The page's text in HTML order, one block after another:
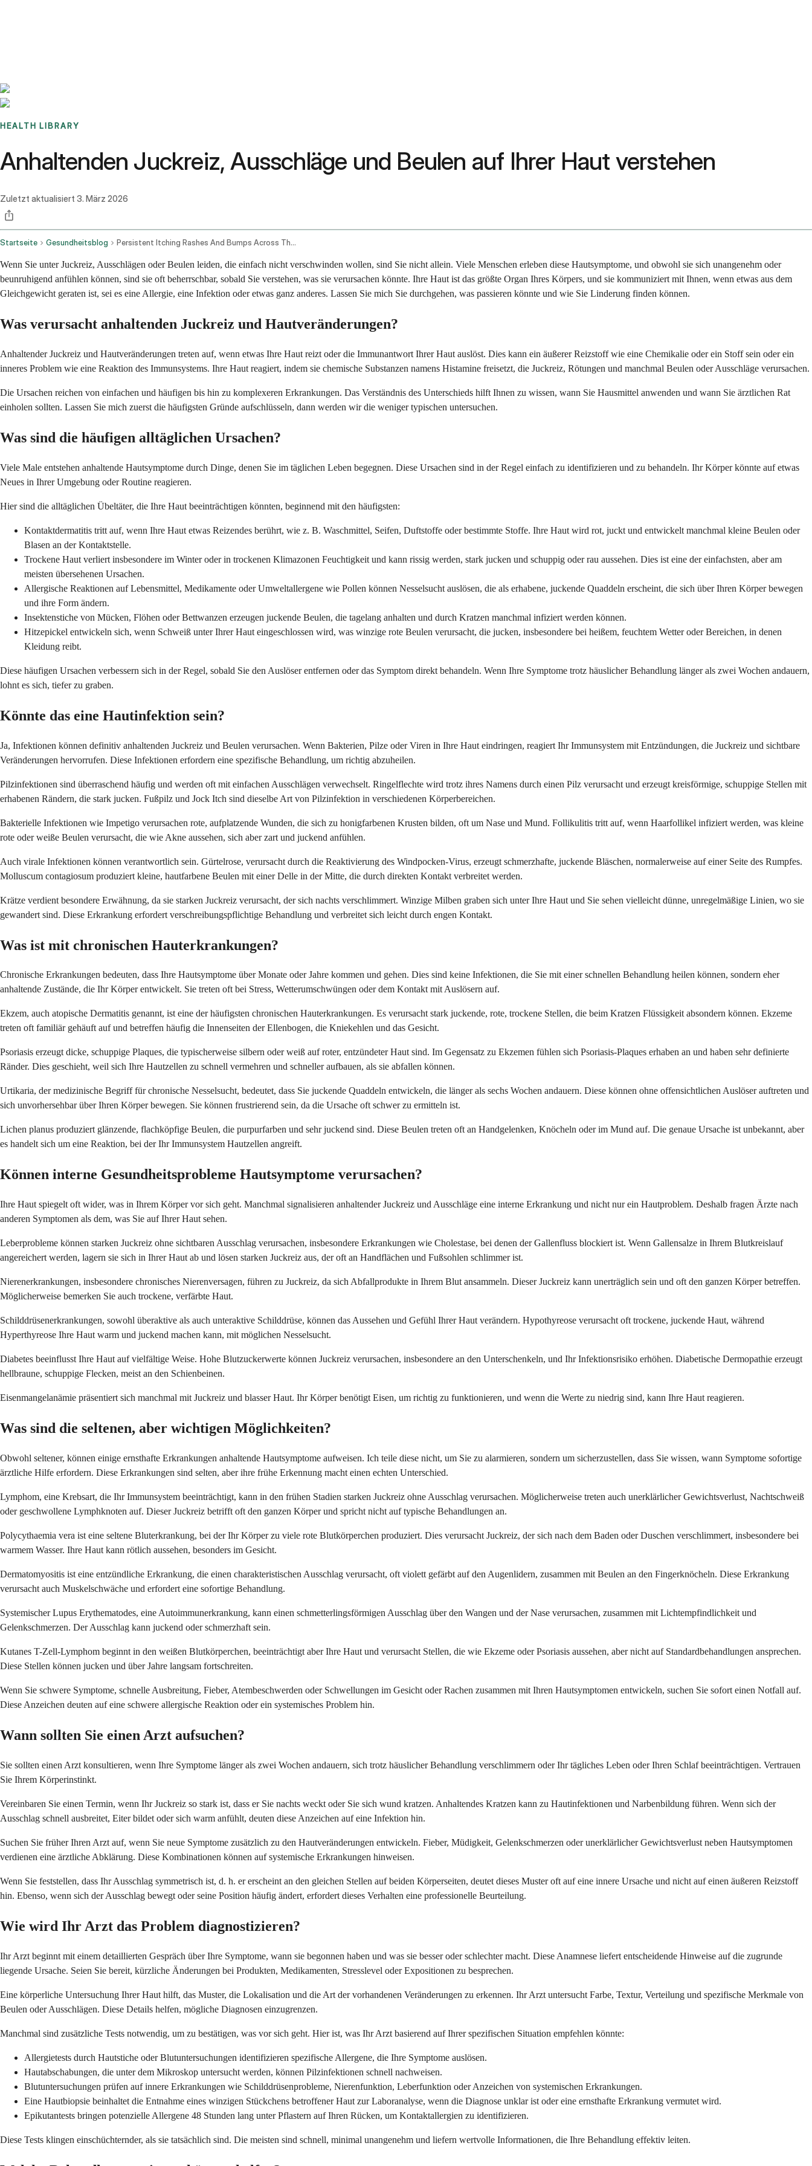
HEALTH LIBRARY
Anhaltenden Juckreiz, Ausschläge und Beulen auf Ihrer Haut verstehen
Zuletzt aktualisiert 3. März 2026
Startseite Gesundheitsblog Persistent Itching Rashes And Bumps Across The Body
Wenn Sie unter Juckreiz, Ausschlägen oder Beulen leiden, die einfach nicht verschwinden wollen, sind Sie nicht allein. Viele Menschen erleben diese Hautsymptome, und obwohl sie sich unangenehm oder
beunruhigend anfühlen können, sind sie oft beherrschbar, sobald Sie verstehen, was sie verursachen könnte. Ihre Haut ist das größte Organ Ihres Körpers, und sie kommuniziert mit Ihnen, wenn etwas aus dem
Gleichgewicht geraten ist, sei es eine Allergie, eine Infektion oder etwas ganz anderes. Lassen Sie mich Sie durchgehen, was passieren könnte und wie Sie Linderung finden können.
Was verursacht anhaltenden Juckreiz und Hautveränderungen?
Anhaltender Juckreiz und Hautveränderungen treten auf, wenn etwas Ihre Haut reizt oder die Immunantwort Ihrer Haut auslöst. Dies kann ein äußerer Reizstoff wie eine Chemikalie oder ein Stoff sein oder ein
inneres Problem wie eine Reaktion des Immunsystems. Ihre Haut reagiert, indem sie chemische Substanzen namens Histamine freisetzt, die Juckreiz, Rötungen und manchmal Beulen oder Ausschläge verursachen.
Die Ursachen reichen von einfachen und häufigen bis hin zu komplexeren Erkrankungen. Das Verständnis des Unterschieds hilft Ihnen zu wissen, wann Sie Hausmittel anwenden und wann Sie ärztlichen Rat
einholen sollten. Lassen Sie mich zuerst die häufigsten Gründe aufschlüsseln, dann werden wir die weniger typischen untersuchen.
Was sind die häufigen alltäglichen Ursachen?
Viele Male entstehen anhaltende Hautsymptome durch Dinge, denen Sie im täglichen Leben begegnen. Diese Ursachen sind in der Regel einfach zu identifizieren und zu behandeln. Ihr Körper könnte auf etwas
Neues in Ihrer Umgebung oder Routine reagieren.
Hier sind die alltäglichen Übeltäter, die Ihre Haut beeinträchtigen könnten, beginnend mit den häufigsten:
Kontaktdermatitis tritt auf, wenn Ihre Haut etwas Reizendes berührt, wie z. B. Waschmittel, Seifen, Duftstoffe oder bestimmte Stoffe. Ihre Haut wird rot, juckt und entwickelt manchmal kleine Beulen oder
Blasen an der Kontaktstelle.
Trockene Haut verliert insbesondere im Winter oder in trockenen Klimazonen Feuchtigkeit und kann rissig werden, stark jucken und schuppig oder rau aussehen. Dies ist eine der einfachsten, aber am
meisten übersehenen Ursachen.
Allergische Reaktionen auf Lebensmittel, Medikamente oder Umweltallergene wie Pollen können Nesselsucht auslösen, die als erhabene, juckende Quaddeln erscheint, die sich über Ihren Körper bewegen
und ihre Form ändern.
Insektenstiche von Mücken, Flöhen oder Bettwanzen erzeugen juckende Beulen, die tagelang anhalten und durch Kratzen manchmal infiziert werden können.
Hitzepickel entwickeln sich, wenn Schweiß unter Ihrer Haut eingeschlossen wird, was winzige rote Beulen verursacht, die jucken, insbesondere bei heißem, feuchtem Wetter oder Bereichen, in denen
Kleidung reibt.
Diese häufigen Ursachen verbessern sich in der Regel, sobald Sie den Auslöser entfernen oder das Symptom direkt behandeln. Wenn Ihre Symptome trotz häuslicher Behandlung länger als zwei Wochen andauern,
lohnt es sich, tiefer zu graben.
Könnte das eine Hautinfektion sein?
Ja, Infektionen können definitiv anhaltenden Juckreiz und Beulen verursachen. Wenn Bakterien, Pilze oder Viren in Ihre Haut eindringen, reagiert Ihr Immunsystem mit Entzündungen, die Juckreiz und sichtbare
Veränderungen hervorrufen. Diese Infektionen erfordern eine spezifische Behandlung, um richtig abzuheilen.
Pilzinfektionen sind überraschend häufig und werden oft mit einfachen Ausschlägen verwechselt. Ringelflechte wird trotz ihres Namens durch einen Pilz verursacht und erzeugt kreisförmige, schuppige Stellen mit
erhabenen Rändern, die stark jucken. Fußpilz und Jock Itch sind dieselbe Art von Pilzinfektion in verschiedenen Körperbereichen.
Bakterielle Infektionen wie Impetigo verursachen rote, aufplatzende Wunden, die sich zu honigfarbenen Krusten bilden, oft um Nase und Mund. Follikulitis tritt auf, wenn Haarfollikel infiziert werden, was kleine
rote oder weiße Beulen verursacht, die wie Akne aussehen, sich aber zart und juckend anfühlen.
Auch virale Infektionen können verantwortlich sein. Gürtelrose, verursacht durch die Reaktivierung des Windpocken-Virus, erzeugt schmerzhafte, juckende Bläschen, normalerweise auf einer Seite des Rumpfes.
Molluscum contagiosum produziert kleine, hautfarbene Beulen mit einer Delle in der Mitte, die durch direkten Kontakt verbreitet werden.
Krätze verdient besondere Erwähnung, da sie starken Juckreiz verursacht, der sich nachts verschlimmert. Winzige Milben graben sich unter Ihre Haut und Sie sehen vielleicht dünne, unregelmäßige Linien, wo sie
gewandert sind. Diese Erkrankung erfordert verschreibungspflichtige Behandlung und verbreitet sich leicht durch engen Kontakt.
Was ist mit chronischen Hauterkrankungen?
Chronische Erkrankungen bedeuten, dass Ihre Hautsymptome über Monate oder Jahre kommen und gehen. Dies sind keine Infektionen, die Sie mit einer schnellen Behandlung heilen können, sondern eher
anhaltende Zustände, die Ihr Körper entwickelt. Sie treten oft bei Stress, Wetterumschwüngen oder dem Kontakt mit Auslösern auf.
Ekzem, auch atopische Dermatitis genannt, ist eine der häufigsten chronischen Hauterkrankungen. Es verursacht stark juckende, rote, trockene Stellen, die beim Kratzen Flüssigkeit absondern können. Ekzeme
treten oft familiär gehäuft auf und betreffen häufig die Innenseiten der Ellenbogen, die Kniekehlen und das Gesicht.
Psoriasis erzeugt dicke, schuppige Plaques, die typischerweise silbern oder weiß auf roter, entzündeter Haut sind. Im Gegensatz zu Ekzemen fühlen sich Psoriasis-Plaques erhaben an und haben sehr definierte
Ränder. Dies geschieht, weil sich Ihre Hautzellen zu schnell vermehren und schneller aufbauen, als sie abfallen können.
Urtikaria, der medizinische Begriff für chronische Nesselsucht, bedeutet, dass Sie juckende Quaddeln entwickeln, die länger als sechs Wochen andauern. Diese können ohne offensichtlichen Auslöser auftreten und
sich unvorhersehbar über Ihren Körper bewegen. Sie können frustrierend sein, da die Ursache oft schwer zu ermitteln ist.
Lichen planus produziert glänzende, flachköpfige Beulen, die purpurfarben und sehr juckend sind. Diese Beulen treten oft an Handgelenken, Knöcheln oder im Mund auf. Die genaue Ursache ist unbekannt, aber
es handelt sich um eine Reaktion, bei der Ihr Immunsystem Hautzellen angreift.
Können interne Gesundheitsprobleme Hautsymptome verursachen?
Ihre Haut spiegelt oft wider, was in Ihrem Körper vor sich geht. Manchmal signalisieren anhaltender Juckreiz und Ausschläge eine interne Erkrankung und nicht nur ein Hautproblem. Deshalb fragen Ärzte nach
anderen Symptomen als dem, was Sie auf Ihrer Haut sehen.
Leberprobleme können starken Juckreiz ohne sichtbaren Ausschlag verursachen, insbesondere Erkrankungen wie Cholestase, bei denen der Gallenfluss blockiert ist. Wenn Gallensalze in Ihrem Blutkreislauf
angereichert werden, lagern sie sich in Ihrer Haut ab und lösen starken Juckreiz aus, der oft an Handflächen und Fußsohlen schlimmer ist.
Nierenerkrankungen, insbesondere chronisches Nierenversagen, führen zu Juckreiz, da sich Abfallprodukte in Ihrem Blut ansammeln. Dieser Juckreiz kann unerträglich sein und oft den ganzen Körper betreffen.
Möglicherweise bemerken Sie auch trockene, verfärbte Haut.
Schilddrüsenerkrankungen, sowohl überaktive als auch unteraktive Schilddrüse, können das Aussehen und Gefühl Ihrer Haut verändern. Hypothyreose verursacht oft trockene, juckende Haut, während
Hyperthyreose Ihre Haut warm und juckend machen kann, mit möglichen Nesselsucht.
Diabetes beeinflusst Ihre Haut auf vielfältige Weise. Hohe Blutzuckerwerte können Juckreiz verursachen, insbesondere an den Unterschenkeln, und Ihr Infektionsrisiko erhöhen. Diabetische Dermopathie erzeugt
hellbraune, schuppige Flecken, meist an den Schienbeinen.
Eisenmangelanämie präsentiert sich manchmal mit Juckreiz und blasser Haut. Ihr Körper benötigt Eisen, um richtig zu funktionieren, und wenn die Werte zu niedrig sind, kann Ihre Haut reagieren.
Was sind die seltenen, aber wichtigen Möglichkeiten?
Obwohl seltener, können einige ernsthafte Erkrankungen anhaltende Hautsymptome aufweisen. Ich teile diese nicht, um Sie zu alarmieren, sondern um sicherzustellen, dass Sie wissen, wann Symptome sofortige
ärztliche Hilfe erfordern. Diese Erkrankungen sind selten, aber ihre frühe Erkennung macht einen echten Unterschied.
Lymphom, eine Krebsart, die Ihr Immunsystem beeinträchtigt, kann in den frühen Stadien starken Juckreiz ohne Ausschlag verursachen. Möglicherweise treten auch unerklärlicher Gewichtsverlust, Nachtschweiß
oder geschwollene Lymphknoten auf. Dieser Juckreiz betrifft oft den ganzen Körper und spricht nicht auf typische Behandlungen an.
Polycythaemia vera ist eine seltene Bluterkrankung, bei der Ihr Körper zu viele rote Blutkörperchen produziert. Dies verursacht Juckreiz, der sich nach dem Baden oder Duschen verschlimmert, insbesondere bei
warmem Wasser. Ihre Haut kann rötlich aussehen, besonders im Gesicht.
Dermatomyositis ist eine entzündliche Erkrankung, die einen charakteristischen Ausschlag verursacht, oft violett gefärbt auf den Augenlidern, zusammen mit Beulen an den Fingerknöcheln. Diese Erkrankung
verursacht auch Muskelschwäche und erfordert eine sofortige Behandlung.
Systemischer Lupus Erythematodes, eine Autoimmunerkrankung, kann einen schmetterlingsförmigen Ausschlag über den Wangen und der Nase verursachen, zusammen mit Lichtempfindlichkeit und
Gelenkschmerzen. Der Ausschlag kann juckend oder schmerzhaft sein.
Kutanes T-Zell-Lymphom beginnt in den weißen Blutkörperchen, beeinträchtigt aber Ihre Haut und verursacht Stellen, die wie Ekzeme oder Psoriasis aussehen, aber nicht auf Standardbehandlungen ansprechen.
Diese Stellen können jucken und über Jahre langsam fortschreiten.
Wenn Sie schwere Symptome, schnelle Ausbreitung, Fieber, Atembeschwerden oder Schwellungen im Gesicht oder Rachen zusammen mit Ihren Hautsymptomen entwickeln, suchen Sie sofort einen Notfall auf.
Diese Anzeichen deuten auf eine schwere allergische Reaktion oder ein systemisches Problem hin.
Wann sollten Sie einen Arzt aufsuchen?
Sie sollten einen Arzt konsultieren, wenn Ihre Symptome länger als zwei Wochen andauern, sich trotz häuslicher Behandlung verschlimmern oder Ihr tägliches Leben oder Ihren Schlaf beeinträchtigen. Vertrauen
Sie Ihrem Körperinstinkt.
Vereinbaren Sie einen Termin, wenn Ihr Juckreiz so stark ist, dass er Sie nachts weckt oder Sie sich wund kratzen. Anhaltendes Kratzen kann zu Hautinfektionen und Narbenbildung führen. Wenn sich der
Ausschlag schnell ausbreitet, Eiter bildet oder sich warm anfühlt, deuten diese Anzeichen auf eine Infektion hin.
Suchen Sie früher Ihren Arzt auf, wenn Sie neue Symptome zusätzlich zu den Hautveränderungen entwickeln. Fieber, Müdigkeit, Gelenkschmerzen oder unerklärlicher Gewichtsverlust neben Hautsymptomen
verdienen eine ärztliche Abklärung. Diese Kombinationen können auf systemische Erkrankungen hinweisen.
Wenn Sie feststellen, dass Ihr Ausschlag symmetrisch ist, d. h. er erscheint an den gleichen Stellen auf beiden Körperseiten, deutet dieses Muster oft auf eine innere Ursache und nicht auf einen äußeren Reizstoff
hin. Ebenso, wenn sich der Ausschlag bewegt oder seine Position häufig ändert, erfordert dieses Verhalten eine professionelle Beurteilung.
Wie wird Ihr Arzt das Problem diagnostizieren?
Ihr Arzt beginnt mit einem detaillierten Gespräch über Ihre Symptome, wann sie begonnen haben und was sie besser oder schlechter macht. Diese Anamnese liefert entscheidende Hinweise auf die zugrunde
liegende Ursache. Seien Sie bereit, kürzliche Änderungen bei Produkten, Medikamenten, Stresslevel oder Expositionen zu besprechen.
Eine körperliche Untersuchung Ihrer Haut hilft, das Muster, die Lokalisation und die Art der vorhandenen Veränderungen zu erkennen. Ihr Arzt untersucht Farbe, Textur, Verteilung und spezifische Merkmale von
Beulen oder Ausschlägen. Diese Details helfen, mögliche Diagnosen einzugrenzen.
Manchmal sind zusätzliche Tests notwendig, um zu bestätigen, was vor sich geht. Hier ist, was Ihr Arzt basierend auf Ihrer spezifischen Situation empfehlen könnte:
Allergietests durch Hautstiche oder Blutuntersuchungen identifizieren spezifische Allergene, die Ihre Symptome auslösen.
Hautabschabungen, die unter dem Mikroskop untersucht werden, können Pilzinfektionen schnell nachweisen.
Blutuntersuchungen prüfen auf innere Erkrankungen wie Schilddrüsenprobleme, Nierenfunktion, Leberfunktion oder Anzeichen von systemischen Erkrankungen.
Eine Hautbiopsie beinhaltet die Entnahme eines winzigen Stückchens betroffener Haut zur Laboranalyse, wenn die Diagnose unklar ist oder eine ernsthafte Erkrankung vermutet wird.
Epikutantests bringen potenzielle Allergene 48 Stunden lang unter Pflastern auf Ihren Rücken, um Kontaktallergien zu identifizieren.
Diese Tests klingen einschüchternder, als sie tatsächlich sind. Die meisten sind schnell, minimal unangenehm und liefern wertvolle Informationen, die Ihre Behandlung effektiv leiten.